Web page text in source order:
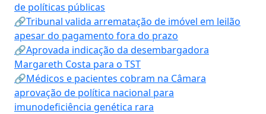
de políticas públicas
🔗Tribunal valida arrematação de imóvel em leilão
apesar do pagamento fora do prazo
🔗Aprovada indicação da desembargadora
Margareth Costa para o TST
🔗Médicos e pacientes cobram na Câmara
aprovação de política nacional para
imunodeficiência genética rara